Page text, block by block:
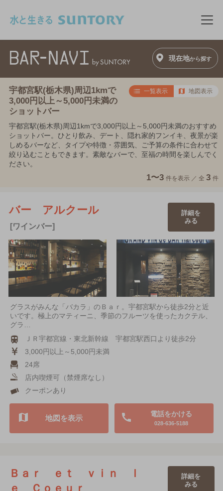
メ
現在地から探す
宇都宮駅(栃木県)周辺1kmで
3,000円以上～5,000円未満の
ショットバー
一覧表示 地図表示
宇都宮駅(栃木県)周辺1kmで3,000円以上～5,000円未満のおすすめ
ショットバー。ひとり飲み、デート、隠れ家的フンイキ、夜景が楽
しめるバーなど、タイプや特徴・雰囲気、ご予算の条件に合わせて
絞り込むこともできます。素敵なバーで、至福の時間を楽しんでく
ださい。
1〜3 件を表示 ／ 全 3 件
バー アルクール
[ワインバー]
詳細を
みる
グラスがみんな「バカラ」のＢａｒ。宇都宮駅から徒歩2分と近
いです。極上のマティーニ、季節のフルーツを使ったカクテル、
グラ…
ＪＲ宇都宮線・東北新幹線 宇都宮駅西口より徒歩2分
3,000円以上～5,000円未満
24席
店内喫煙可（禁煙席なし）
クーポンあり
電話をかける
028-636-5188
地図を表示
Ｂａｒ ｅｔ ｖｉｎ ｌ
ｅ Ｃｏｅｕｒ
詳細を
みる